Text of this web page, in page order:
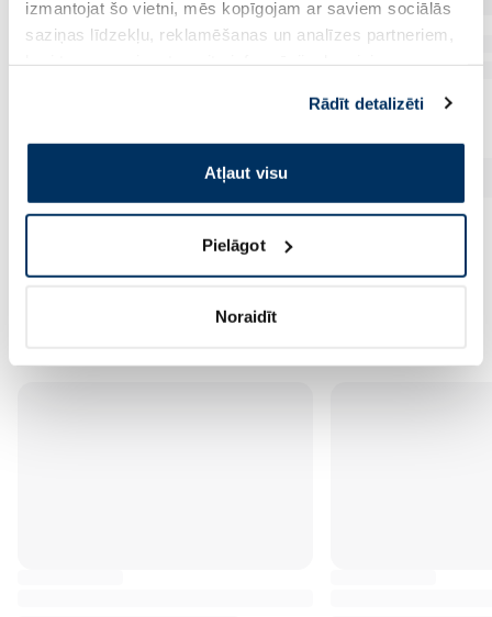
izmantojat šo vietni, mēs kopīgojam ar saviem sociālās
saziņas līdzekļu, reklamēšanas un analīzes partneriem,
pakalpojumus. Ja piekrītat šo papildu sīkdatņu
izmantošanai, lūdzu, atzīmējiet savu izvēli:
Rādīt detalizēti
Atļaut visu
Pielāgot
Noraidīt
Vēl no šī zīmola